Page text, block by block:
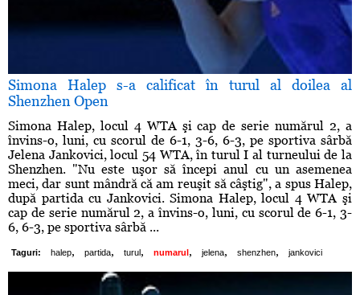
Simona Halep s-a calificat în turul al doilea al
Shenzhen Open
Simona Halep, locul 4 WTA şi cap de serie numărul 2, a
învins-o, luni, cu scorul de 6-1, 3-6, 6-3, pe sportiva sârbă
Jelena Jankovici, locul 54 WTA, în turul I al turneului de la
Shenzhen. "Nu este uşor să începi anul cu un asemenea
meci, dar sunt mândră că am reuşit să câştig", a spus Halep,
după partida cu Jankovici. Simona Halep, locul 4 WTA şi
cap de serie numărul 2, a învins-o, luni, cu scorul de 6-1, 3-
6, 6-3, pe sportiva sârbă ...
Taguri: halep, partida, turul , numarul , jelena, shenzhen, jankovici